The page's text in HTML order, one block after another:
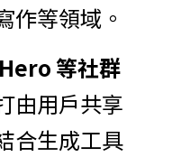
作等領域。
等社群
由用戶共享
合生成工具